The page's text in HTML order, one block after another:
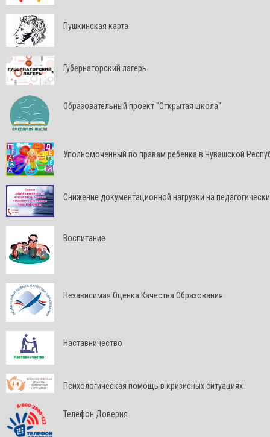
Пушкинская карта
Губернаторский лагерь
Образовательный проект "Открытая школа"
Уполномоченный по правам ребенка в Чувашской
Снижение документационной нагрузки на
Воспитание
Независимая Оценка Качества Образования
Наставничество
Психологическая помощь в кризисных ситуациях
Телефон Доверия